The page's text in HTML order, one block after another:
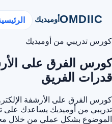
OMDIICأوميديك
كورس تدريبي من أوميديك
كورس الفرق على
قدرات الفريق
كورس الفرق على الأرشفة
تدريبي من أوميديك يساعدك على
الموضوع بشكل عملي من خلال